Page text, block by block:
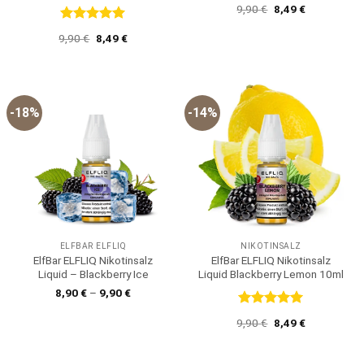
Bewertet
mit 5 von
9,90€ Ursprünglicher
Preis
8,49€Aktueller
9,90€ Ursprünglicher
Preis
8,49€Aktueller
-18%
ELFBAR ELFLIQ
ElfBar ELFLIQ Nikotinsalz
Liquid – Blackberry Ice
8,90€ – 9,90€
-14%
NIKOTINSALZ
ElfBar ELFLIQ Nikotinsalz
Liquid Blackberry Lemon 10ml
mit 5 von
9,90€ Ursprünglicher
Preis
8,49€Aktueller